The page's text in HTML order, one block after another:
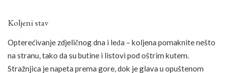
Koljeni stav
Opterećivanje zdjeličnog dna i leđa – koljena pomaknite nešto
na stranu, tako da su butine i listovi pod oštrim kutem.
Stražnjica je napeta prema gore, dok je glava u opuštenom